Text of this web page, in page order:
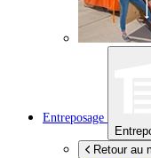
Entreposage
Retour au